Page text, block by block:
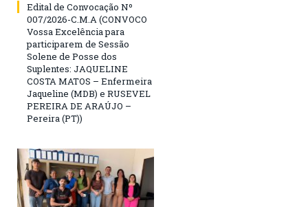
Edital de Convocação Nº
007/2026-C.M.A (CONVOCO
Vossa Excelência para
participarem de Sessão
Solene de Posse dos
Suplentes: JAQUELINE
COSTA MATOS – Enfermeira
Jaqueline (MDB) e RUSEVEL
PEREIRA DE ARAÚJO –
Pereira (PT))